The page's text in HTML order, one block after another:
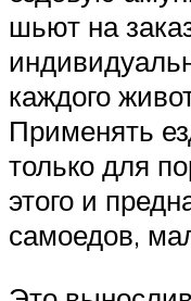
шьют на
каждого
Применять
только для
этого и
самоедов,